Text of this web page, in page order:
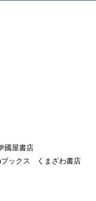
國屋書店
ックス くまざわ書店